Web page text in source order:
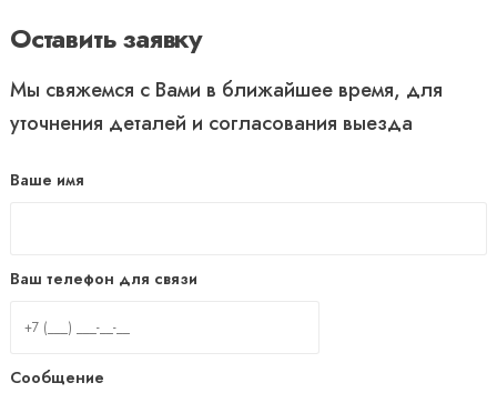
Оставить заявку
Мы свяжемся с Вами в ближайшее время, для
уточнения деталей и согласования выезда
Ваше имя
Ваш телефон для связи
Сообщение